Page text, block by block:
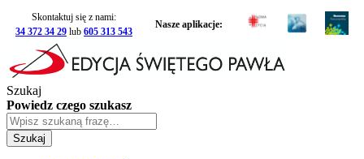
Skontaktuj się z nami:
34 372 34 29 lub 605 313 543
Nasze aplikacje:
Szukaj
Powiedz czego szukasz
Szukaj